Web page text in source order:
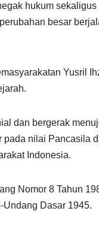
hukum
besar
Yusril
dan bergerak
nilai Pancasila
Indonesia.
Nomor 8 Tahun
Dasar 1945.